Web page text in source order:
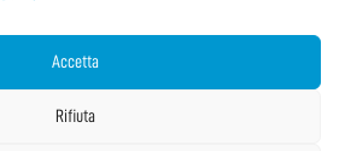
Accetta
Rifiuta
QUESTA PAGINA!